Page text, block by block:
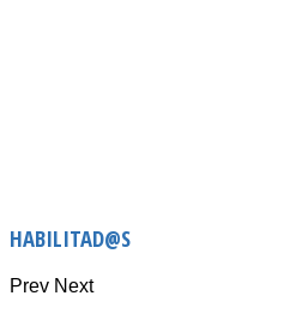
HABILITAD@S
Prev Next